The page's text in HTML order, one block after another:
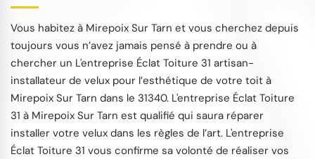
Vous habitez à Mirepoix Sur Tarn et vous cherchez depuis
toujours vous n’avez jamais pensé à prendre ou à
chercher un L'entreprise Éclat Toiture 31 artisan-
installateur de velux pour l’esthétique de votre toit à
Mirepoix Sur Tarn dans le 31340. L'entreprise Éclat Toiture
31 à Mirepoix Sur Tarn est qualifié qui saura réparer
installer votre velux dans les règles de l’art. L'entreprise
Éclat Toiture 31 vous confirme sa volonté de réaliser vos